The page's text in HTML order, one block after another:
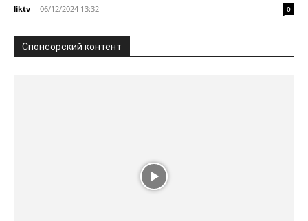
liktv - 06/12/2024 13:32 0
Спонсорский контент